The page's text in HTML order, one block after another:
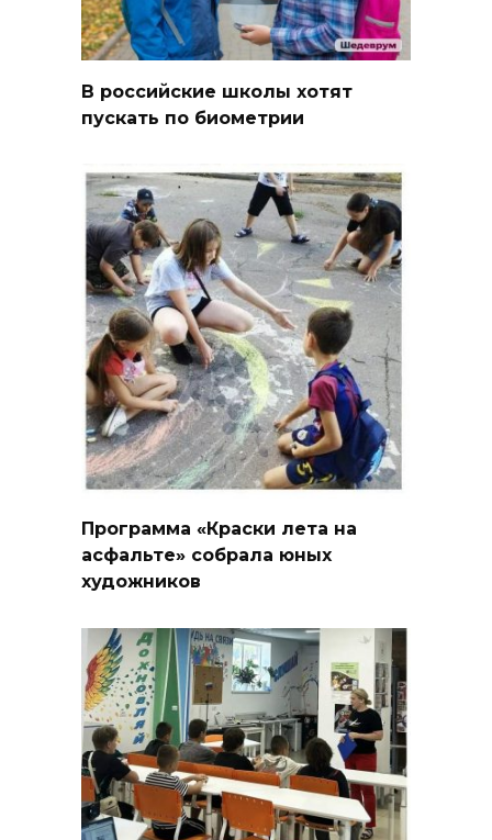
В российские школы хотят
пускать по биометрии
Программа «Краски лета на
асфальте» собрала юных
художников